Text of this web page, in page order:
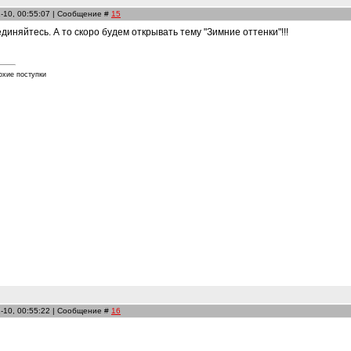
10, 00:55:07 | Сообщение # 15
А то скоро будем открывать тему "Зимние оттенки"!!!
поступки
10, 00:55:22 | Сообщение # 16